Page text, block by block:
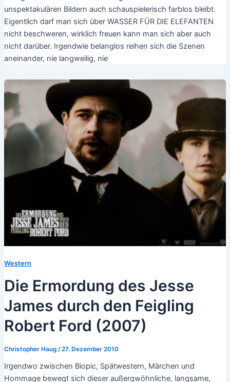
unspektakulären Bildern auch schauspielerisch farblos bleibt.
Eigentlich darf man sich über WASSER FÜR DIE ELEFANTEN
nicht beschweren, wirklich freuen kann man sich aber auch
nicht darüber. Irgendwie belanglos reihen sich die Szenen
aneinander, nie langweilig, nie
Western
Die Ermordung des Jesse
James durch den Feigling
Robert Ford (2007)
Christopher Haug /27. Dezember 2010
Irgendwo zwischen Biopic, Spätwestern, Märchen und
Hommage bewegt sich dieser außergwöhnliche, langsame,